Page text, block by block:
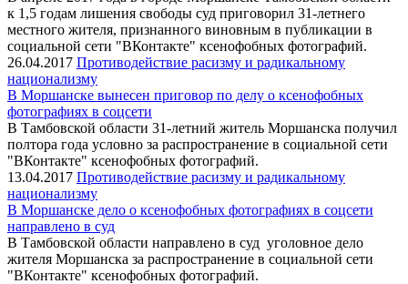
к 1,5 годам лишения свободы суд приговорил 31-летнего
местного жителя, признанного виновным в публикации в
социальной сети "ВКонтакте" ксенофобных фотографий.
26.04.2017 Противодействие расизму и радикальному
национализму
В Моршанске вынесен приговор по делу о ксенофобных
фотографиях в соцсети
В Тамбовской области 31-летний житель Моршанска получил
полтора года условно за распространение в социальной сети
"ВКонтакте" ксенофобных фотографий.
13.04.2017 Противодействие расизму и радикальному
национализму
В Моршанске дело о ксенофобных фотографиях в соцсети
направлено в суд
В Тамбовской области направлено в суд уголовное дело
жителя Моршанска за распространение в социальной сети
"ВКонтакте" ксенофобных фотографий.